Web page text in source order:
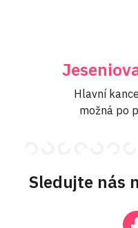
Hlavní
možná po
Sledujte nás